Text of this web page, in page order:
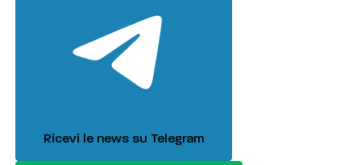
Ricevi le news su Telegram